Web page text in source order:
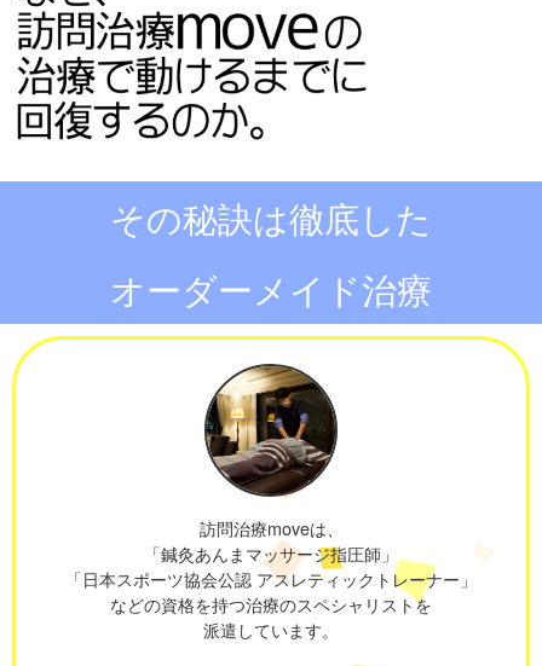
その秘訣は徹底した
オーダーメイド治療
訪問治療moveは、
「鍼灸あんまマッサージ指圧師」
「日本スポーツ協会公認 アスレティックトレーナー」
などの資格を持つ治療のスペシャリストを
派遣しています。